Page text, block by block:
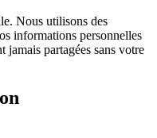
Nous utilisons des
informations personnelles
jamais partagées sans votre